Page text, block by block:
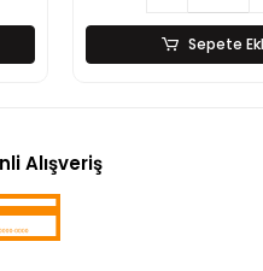
Sepete
Alışveriş